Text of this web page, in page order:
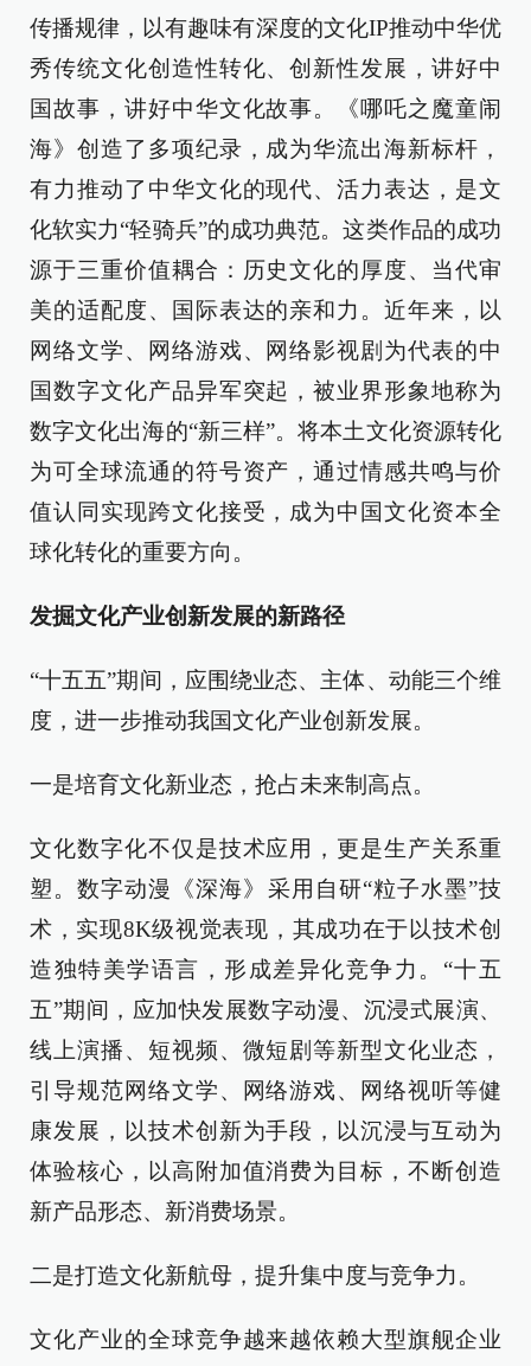
传播规律，以有趣味有深度的文化IP推动中华优
秀传统文化创造性转化、创新性发展，讲好中
国故事，讲好中华文化故事。《哪吒之魔童闹
海》创造了多项纪录，成为华流出海新标杆，
有力推动了中华文化的现代、活力表达，是文
化软实力“轻骑兵”的成功典范。这类作品的成功
源于三重价值耦合：历史文化的厚度、当代审
美的适配度、国际表达的亲和力。近年来，以
网络文学、网络游戏、网络影视剧为代表的中
国数字文化产品异军突起，被业界形象地称为
数字文化出海的“新三样”。将本土文化资源转化
为可全球流通的符号资产，通过情感共鸣与价
值认同实现跨文化接受，成为中国文化资本全
球化转化的重要方向。
发掘文化产业创新发展的新路径
“十五五”期间，应围绕业态、主体、动能三个维
度，进一步推动我国文化产业创新发展。
一是培育文化新业态，抢占未来制高点。
文化数字化不仅是技术应用，更是生产关系重
塑。数字动漫《深海》采用自研“粒子水墨”技
术，实现8K级视觉表现，其成功在于以技术创
造独特美学语言，形成差异化竞争力。“十五
五”期间，应加快发展数字动漫、沉浸式展演、
线上演播、短视频、微短剧等新型文化业态，
引导规范网络文学、网络游戏、网络视听等健
康发展，以技术创新为手段，以沉浸与互动为
体验核心，以高附加值消费为目标，不断创造
新产品形态、新消费场景。
二是打造文化新航母，提升集中度与竞争力。
文化产业的全球竞争越来越依赖大型旗舰企业